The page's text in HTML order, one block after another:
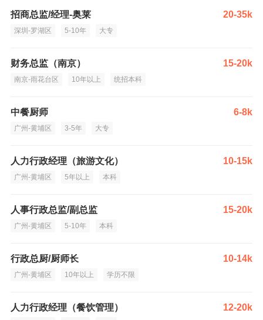
招商总监/经理-奥莱 20-35k
深圳-罗湖区 5-10年 大专
财务总监（南京） 15-20k
南京-雨花台区 10年以上 统招本科
中餐厨师 6-8k
广州-黄埔区 3-5年 大专
人力行政经理（旅游文化） 10-15k
广州-黄埔区 5年以上 本科
人事行政总监/副总监 15-20k
广州-黄埔区 5-10年 本科
行政总厨/厨师长 10-14k
广州-黄埔区 10年以上 学历不限
人力行政经理（餐饮管理） 12-20k